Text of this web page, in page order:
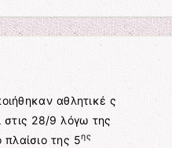
αθλητικέ ς
28/9 λόγω της
της 5ης